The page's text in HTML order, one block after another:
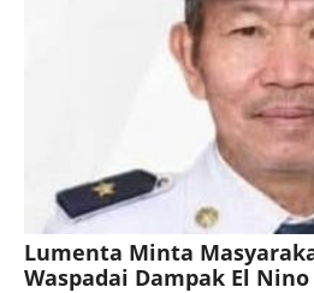
Lumenta Minta
Waspadai Dampak El Nino